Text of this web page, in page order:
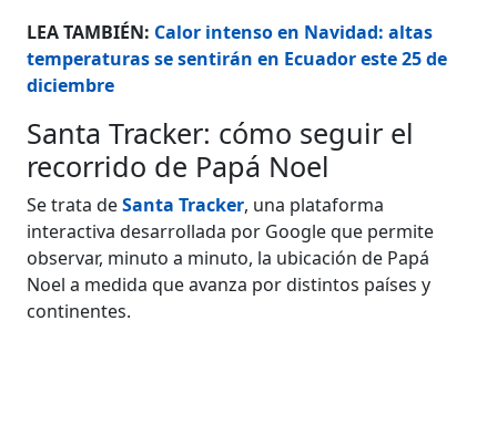
LEA TAMBIÉN: Calor intenso en Navidad: altas
temperaturas se sentirán en Ecuador este 25 de
diciembre
Santa Tracker: cómo seguir el
recorrido de Papá Noel
Se trata deSanta Tracker, una plataforma
interactiva desarrollada por Google que permite
observar, minuto a minuto, la ubicación de Papá
Noel a medida que avanza por distintos países y
continentes.